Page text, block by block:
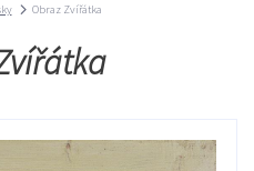
Obraz Zvířátka